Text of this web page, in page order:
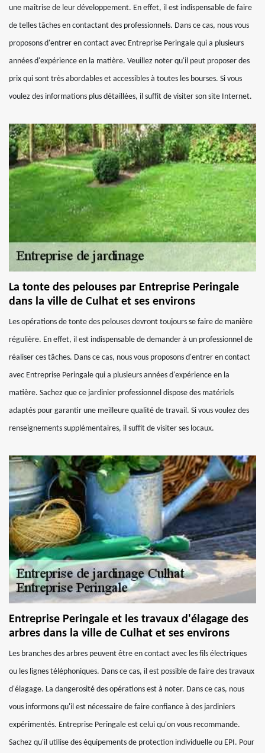
une maîtrise de leur développement. En effet, il est indispensable de faire
de telles tâches en contactant des professionnels. Dans ce cas, nous vous
proposons d'entrer en contact avec Entreprise Peringale qui a plusieurs
années d'expérience en la matière. Veuillez noter qu'il peut proposer des
prix qui sont très abordables et accessibles à toutes les bourses. Si vous
voulez des informations plus détaillées, il suffit de visiter son site Internet.
La tonte des pelouses par Entreprise Peringale
dans la ville de Culhat et ses environs
Les opérations de tonte des pelouses devront toujours se faire de manière
régulière. En effet, il est indispensable de demander à un professionnel de
réaliser ces tâches. Dans ce cas, nous vous proposons d'entrer en contact
avec Entreprise Peringale qui a plusieurs années d'expérience en la
matière. Sachez que ce jardinier professionnel dispose des matériels
adaptés pour garantir une meilleure qualité de travail. Si vous voulez des
renseignements supplémentaires, il suffit de visiter ses locaux.
Entreprise Peringale et les travaux d'élagage des
arbres dans la ville de Culhat et ses environs
Les branches des arbres peuvent être en contact avec les fils électriques
ou les lignes téléphoniques. Dans ce cas, il est possible de faire des travaux
d'élagage. La dangerosité des opérations est à noter. Dans ce cas, nous
vous informons qu'il est nécessaire de faire confiance à des jardiniers
expérimentés. Entreprise Peringale est celui qu'on vous recommande.
Sachez qu'il utilise des équipements de protection individuelle ou EPI. Pour